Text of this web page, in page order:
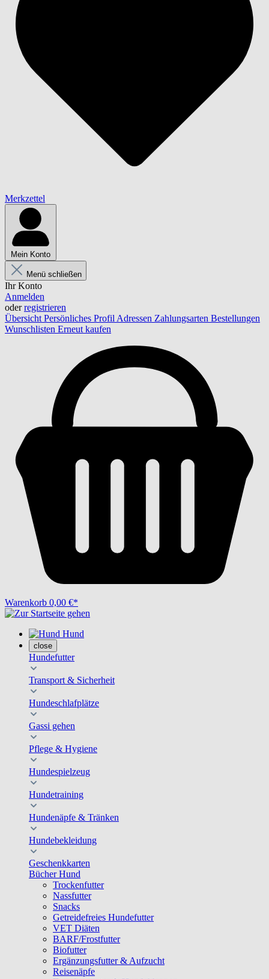
Merkzettel
Mein Konto
Menü schließen
Ihr Konto
Anmelden
oderregistrieren
Übersicht Persönliches Profil Adressen Zahlungsarten Bestellungen
Wunschlisten Erneut kaufen
Warenkorb 0,00 €*
Hund
close
Hundefutter
Transport & Sicherheit
Hundeschlafplätze
Gassi gehen
Pflege & Hygiene
Hundespielzeug
Hundetraining
Hundenäpfe & Tränken
Hundebekleidung
Geschenkkarten
Bücher Hund
Trockenfutter
Nassfutter
Snacks
Getreidefreies Hundefutter
VET Diäten
BARF/Frostfutter
Biofutter
Ergänzungsfutter & Aufzucht
Reisenäpfe